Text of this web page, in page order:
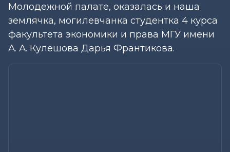
Молодежной палате, оказалась и наша
землячка, могилевчанка студентка 4 курса
факультета экономики и права МГУ имени
А. А. Кулешова Дарья Франтикова.